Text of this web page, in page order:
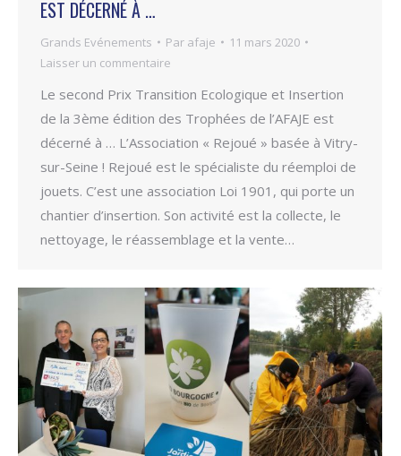
EST DÉCERNÉ À …
Grands Evénements Par afaje
11 mars 2020
Laisser un commentaire
Le second Prix Transition Ecologique et Insertion
de la 3ème édition des Trophées de l’AFAJE est
décerné à … L’Association « Rejoué » basée à Vitry-
sur-Seine ! Rejoué est le spécialiste du réemploi de
jouets. C’est une association Loi 1901, qui porte un
chantier d’insertion. Son activité est la collecte, le
nettoyage, le réassemblage et la vente…